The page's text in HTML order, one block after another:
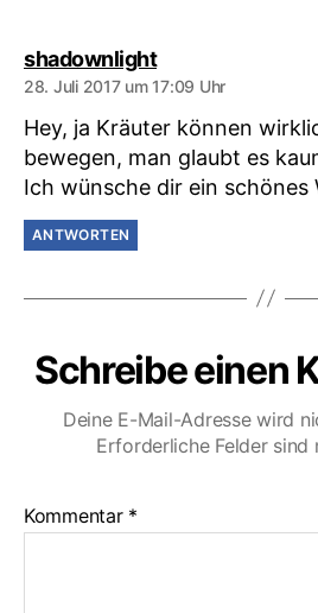
shadownlightsagt:
28. Juli 2017 um 17:09 Uhr
Hey, ja Kräuter können
bewegen, man glaubt es
Ich wünsche dir ein schönes
ANTWORTEN
Schreibe einen
Deine E-Mail-Adresse wird
Erforderliche Felder sind
Kommentar *